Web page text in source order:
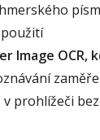
Image OCR,
prohlížeči